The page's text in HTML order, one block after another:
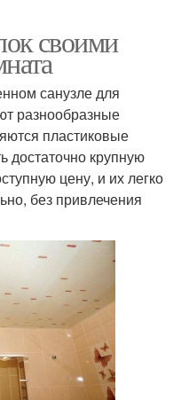
своими
санузле для
разнообразные
пластиковые
достаточно крупную
цену, и их легко
без привлечения